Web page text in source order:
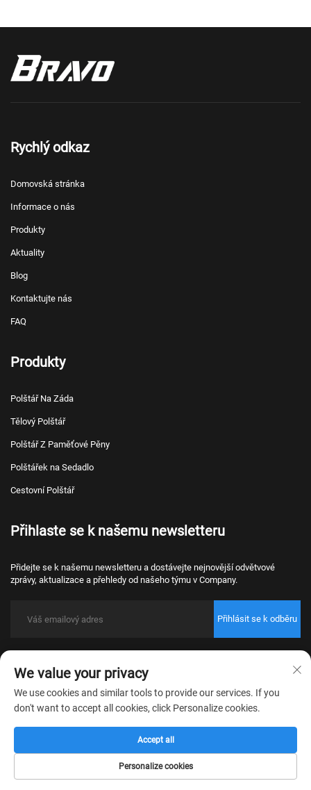
Rychlý odkaz
Domovská stránka
Informace o nás
Produkty
Aktuality
Blog
Kontaktujte nás
FAQ
Produkty
Polštář Na Záda
Tělový Polštář
Polštář Z Paměťové Pěny
Polštářek na Sedadlo
Cestovní Polštář
Přihlaste se k našemu newsletteru
Přidejte se k našemu newsletteru a dostávejte nejnovější odvětvové
zprávy, aktualizace a přehledy od našeho týmu v Company.
Přihlásit se k odběru
práva vyhrazena.
Zásady ochrany osobních údajů
Domovská Produkt O nás Kontakt
We value your privacy
We use cookies and similar tools to provide our services. If you
don't want to accept all cookies, click Personalize cookies.
Personalize cookies
Accept all